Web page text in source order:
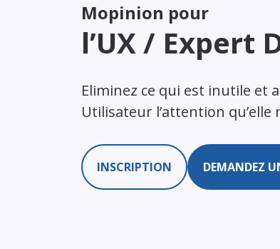
Mopinion pour
l’UX / Expert
Eliminez ce qui est inutile et
Utilisateur l’attention qu’elle
INSCRIPTION DEMANDEZ